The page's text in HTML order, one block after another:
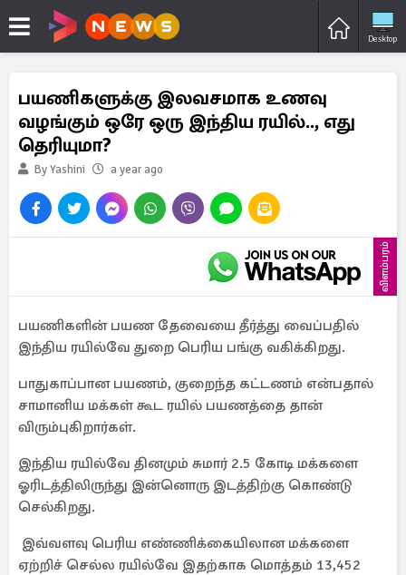
Desktop
பயணிகளுக்கு இலவசமாக உணவு
வழங்கும் ஒரே ஒரு இந்திய ரயில்.., எது
தெரியுமா?
By Yashini a year ago
விளம்பரம்
பயணிகளின் பயண தேவையை தீர்த்து வைப்பதில்
இந்திய ரயில்வே துறை பெரிய பங்கு வகிக்கிறது.
பாதுகாப்பான பயணம், குறைந்த கட்டணம் என்பதால்
சாமானிய மக்கள் கூட ரயில் பயணத்தை தான்
விரும்புகிறார்கள்.
இந்திய ரயில்வே தினமும் சுமார் 2.5 கோடி மக்களை
ஓரிடத்திலிருந்து இன்னொரு இடத்திற்கு கொண்டு
செல்கிறது.
இவ்வளவு பெரிய எண்ணிக்கையிலான மக்களை
ஏற்றிச் செல்ல ரயில்வே இதற்காக மொத்தம் 13,452